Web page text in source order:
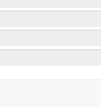
서 누구의 목소리
런 논의에 참여하
의 관점이 어떻게
이 수집되고 생산
지적장애라는 문
있다.